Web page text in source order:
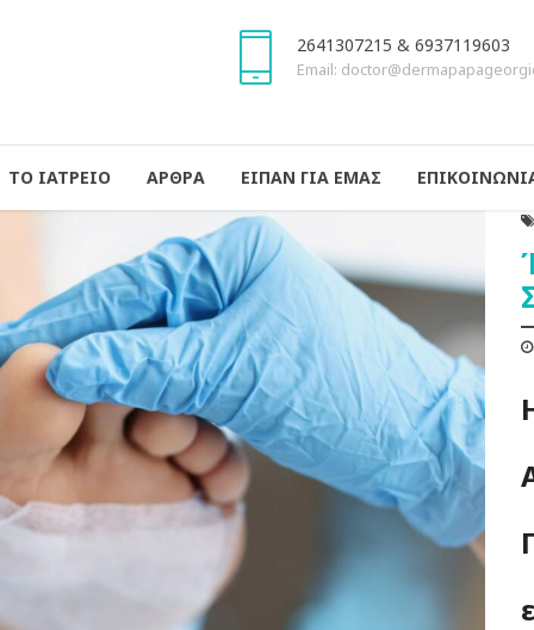
2641307215 & 6937119603
Email:
ΤΟ ΙΑΤΡΕΙΟ ΑΡΘΡΑ ΕΙΠΑΝ ΓΙΑ ΕΜΑΣ